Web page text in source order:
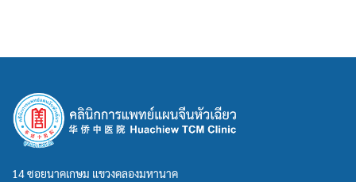
14 ซอยนาคเกษม แขวงคลองมหานาค